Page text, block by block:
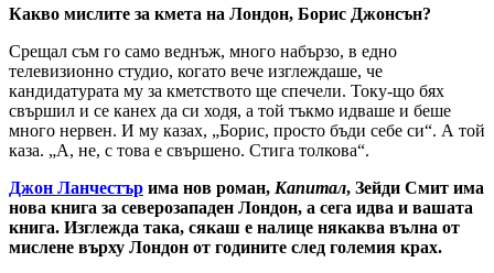
Какво мислите за кмета на Лондон, Борис Джонсън?
Срещал съм го само веднъж, много набързо, в едно
телевизионно студио, когато вече изглеждаше, че
кандидатурата му за кметството ще спечели. Току-що бях
свършил и се канех да си ходя, а той тъкмо идваше и беше
много нервен. И му казах, „Борис, просто бъди себе си“. А той
каза. „А, не, с това е свършено. Стига толкова“.
Джон Ланчестър има нов роман, Капитал, Зейди Смит има
нова книга за северозападен Лондон, а сега идва и вашата
книга. Изглежда така, сякаш е налице някаква вълна от
мислене върху Лондон от годините след големия крах.